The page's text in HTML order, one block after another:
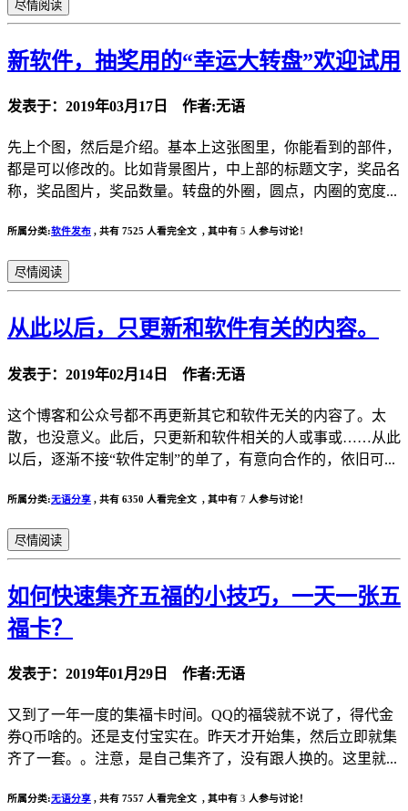
尽情阅读
新软件，抽奖用的“幸运大转盘”欢迎试用
发表于：2019年03月17日 作者:无语
先上个图，然后是介绍。基本上这张图里，你能看到的部件，
都是可以修改的。比如背景图片，中上部的标题文字，奖品名
称，奖品图片，奖品数量。转盘的外圈，圆点，内圈的宽度...
所属分类:软件发布 , 共有 7525 人看完全文 , 其中有 5 人参与讨论！
尽情阅读
从此以后，只更新和软件有关的内容。
发表于：2019年02月14日 作者:无语
这个博客和公众号都不再更新其它和软件无关的内容了。太
散，也没意义。此后，只更新和软件相关的人或事或……从此
以后，逐渐不接“软件定制”的单了，有意向合作的，依旧可...
所属分类:无语分享 , 共有 6350 人看完全文 , 其中有 7 人参与讨论！
尽情阅读
如何快速集齐五福的小技巧，一天一张五
福卡？
发表于：2019年01月29日 作者:无语
又到了一年一度的集福卡时间。QQ的福袋就不说了，得代金
券Q币啥的。还是支付宝实在。昨天才开始集，然后立即就集
齐了一套。。注意，是自己集齐了，没有跟人换的。这里就...
所属分类:无语分享 , 共有 7557 人看完全文 , 其中有 3 人参与讨论！